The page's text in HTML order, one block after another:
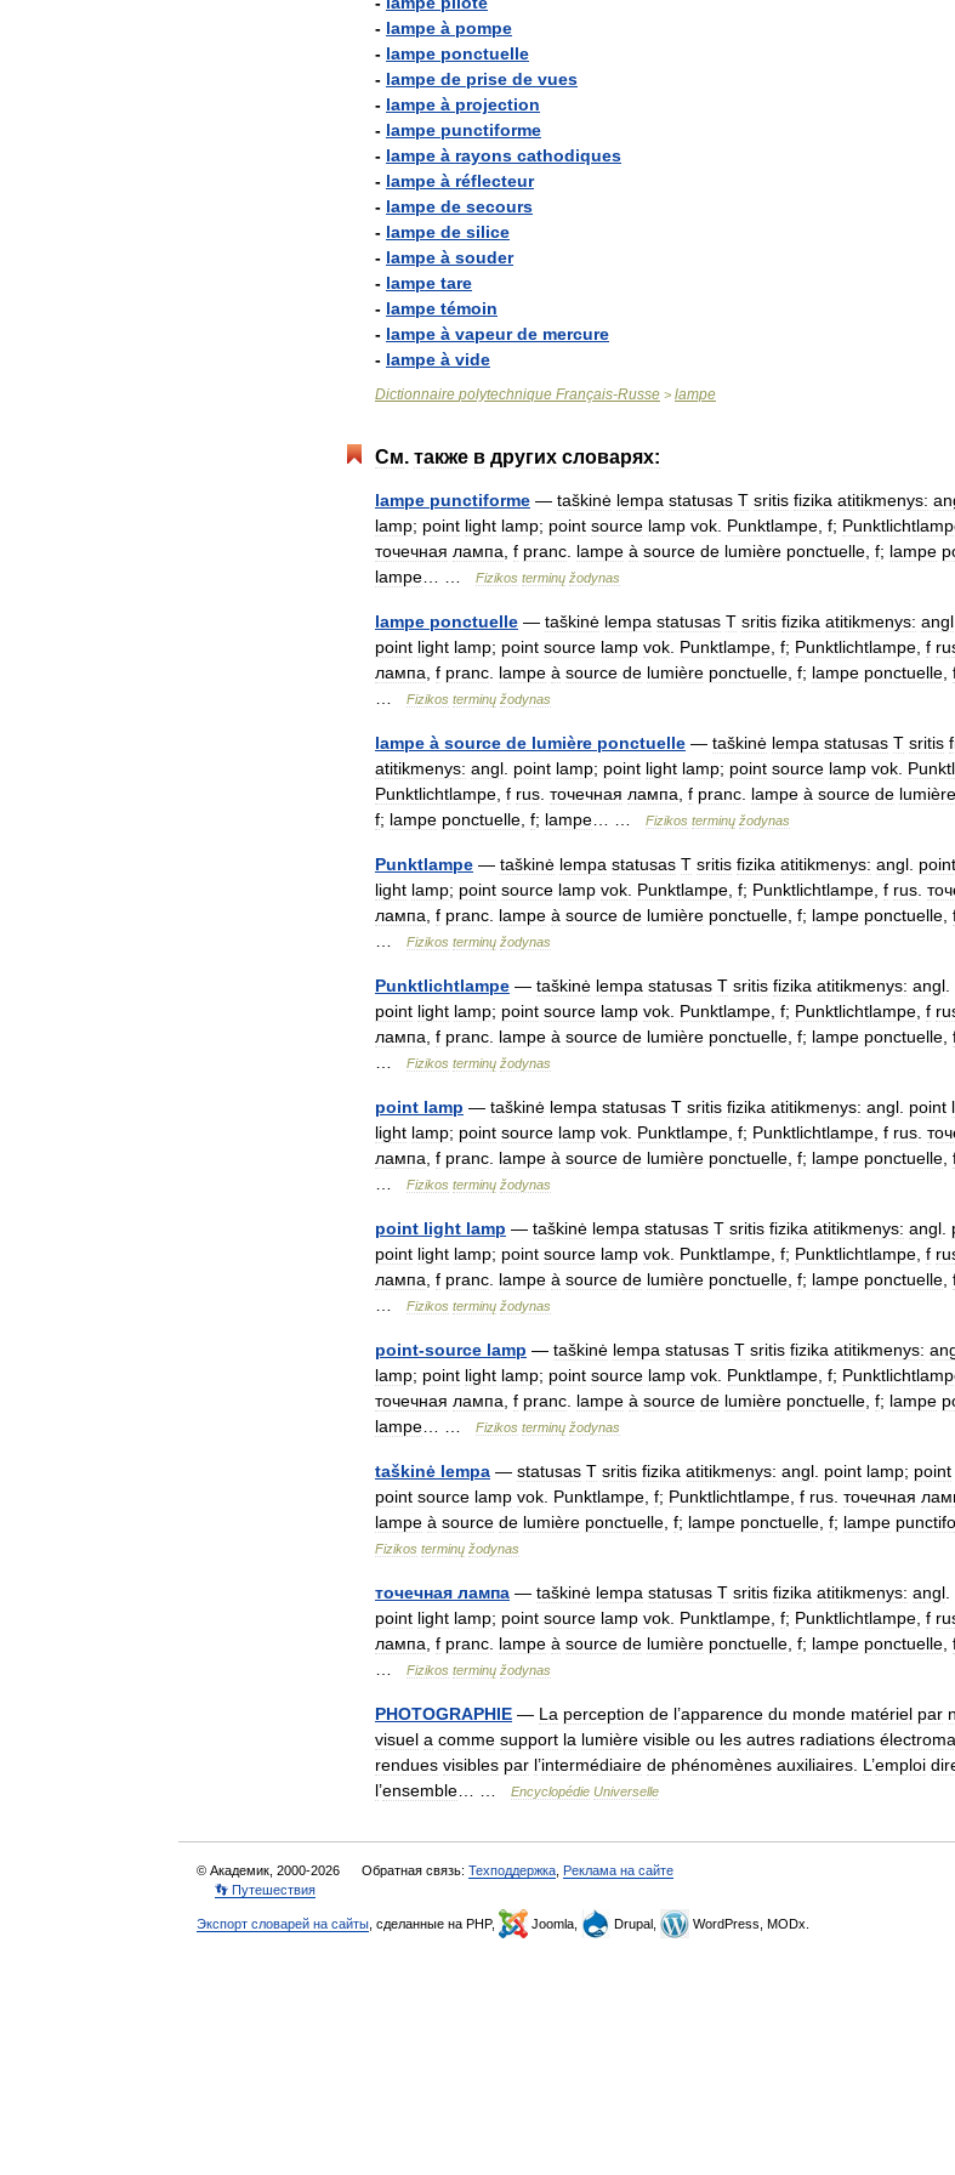
- lampe à pompe
- lampe ponctuelle
- lampe de prise de vues
- lampe à projection
- lampe punctiforme
- lampe à rayons cathodiques
- lampe à réflecteur
- lampe de secours
- lampe de silice
- lampe à souder
- lampe tare
- lampe témoin
- lampe à vapeur de mercure
- lampe à vide
Dictionnaire polytechnique Français-Russe > lampe
См. также в других словарях:
lampe punctiforme — taškinė lempa statusas T sritis fizika atitikmenys:
lamp; point light lamp; point source lamp vok Punktlampe f;
точечная лампа f pranc lampe à source de lumière ponctuelle f; lampe
lampe
Fizikos terminų žodynas
lampe ponctuelle — taškinė lempa statusas T sritis fizika atitikmenys: angl
point light lamp; point source lamp vok Punktlampe f; Punktlichtlampe f
лампа f pranc lampe à source de lumière ponctuelle f; lampe ponctuelle
Fizikos terminų žodynas
lampe à source de lumière ponctuelle — taškinė lempa statusas T sritis
atitikmenys: angl point lamp; point light lamp; point source lamp vok
Punktlichtlampe f rus точечная лампа f pranc lampe à source de lumière
f; lampe ponctuelle f; lampe Fizikos terminų žodynas
Punktlampe — taškinė lempa statusas T sritis fizika atitikmenys: angl point
light lamp; point source lamp vok Punktlampe f; Punktlichtlampe f rus
лампа f pranc lampe à source de lumière ponctuelle f; lampe ponctuelle
Fizikos terminų žodynas
Punktlichtlampe — taškinė lempa statusas T sritis fizika atitikmenys: angl
point light lamp; point source lamp vok Punktlampe f; Punktlichtlampe f
лампа f pranc lampe à source de lumière ponctuelle f; lampe ponctuelle
Fizikos terminų žodynas
point lamp — taškinė lempa statusas T sritis fizika atitikmenys: angl point
light lamp; point source lamp vok Punktlampe f; Punktlichtlampe f rus
лампа f pranc lampe à source de lumière ponctuelle f; lampe ponctuelle
Fizikos terminų žodynas
point light lamp — taškinė lempa statusas T sritis fizika atitikmenys: angl
point light lamp; point source lamp vok Punktlampe f; Punktlichtlampe f
лампа f pranc lampe à source de lumière ponctuelle f; lampe ponctuelle
Fizikos terminų žodynas
point-source lamp — taškinė lempa statusas T sritis fizika atitikmenys:
lamp; point light lamp; point source lamp vok Punktlampe f;
точечная лампа f pranc lampe à source de lumière ponctuelle f; lampe
lampe
Fizikos terminų žodynas
taškinė lempa — statusas T sritis fizika atitikmenys: angl point lamp; point
point source lamp vok Punktlampe f; Punktlichtlampe f rus точечная
lampe à source de lumière ponctuelle f; lampe ponctuelle f; lampe
Fizikos terminų žodynas
точечная лампа — taškinė lempa statusas T sritis fizika atitikmenys: angl
point light lamp; point source lamp vok Punktlampe f; Punktlichtlampe f
лампа f pranc lampe à source de lumière ponctuelle f; lampe ponctuelle
Fizikos terminų žodynas
PHOTOGRAPHIE — La perception de l’apparence du monde matériel par
visuel a comme support la lumière visible ou les autres radiations
rendues visibles par l’intermédiaire de phénomènes auxiliaires L ’emploi
l’ensemble Encyclopédie Universelle
© Академик, 2000-2026 Обратная связь: Техподдержка Реклама на сайте
👣 Путешествия
Экспорт словарей на сайты , сделанные на PHP, Joomla, Drupal, WordPress, MODx.